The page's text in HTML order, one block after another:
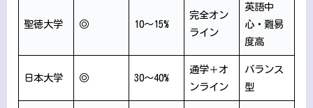
聖徳大学 ◎ 10〜15%
完全オン
ライン
英語中
心・難易
度高
日本大学 ◎ 30〜40%
通学＋オ
ンライン
バランス
型